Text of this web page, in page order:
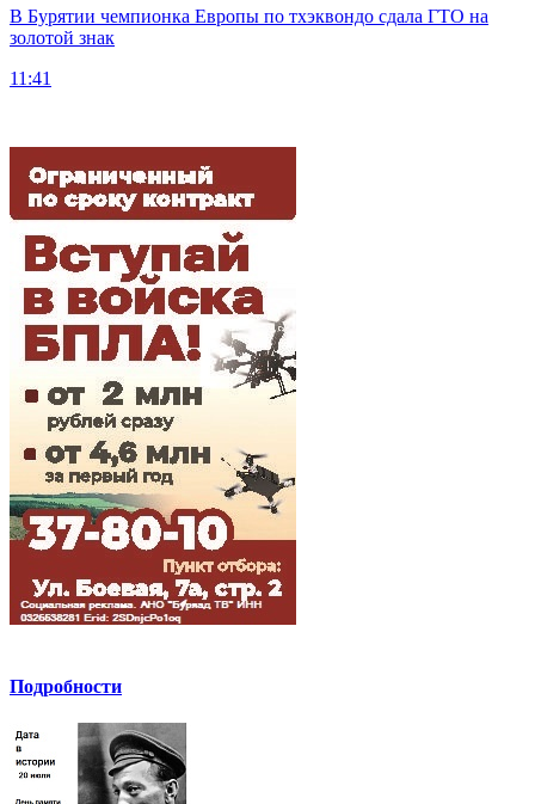
В Бурятии чемпионка Европы по тхэквондо сдала ГТО на
золотой знак
11:41
Подробности